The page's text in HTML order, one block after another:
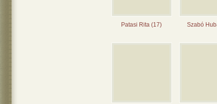
Patasi Rita (17) Szabó